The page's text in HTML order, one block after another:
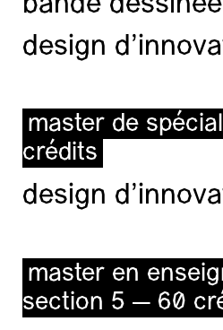
infos et inscriptions ici
design
master de
crédits
design
master en
section 5 — 60